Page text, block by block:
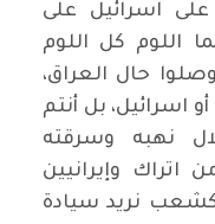
على اسرائيل على
اللوم كل اللوم
حال العراق،
اسرائيل، بل أنتم
نهبه وسرقته
اتراك وإيرانيين
كشعب نريد سيادة